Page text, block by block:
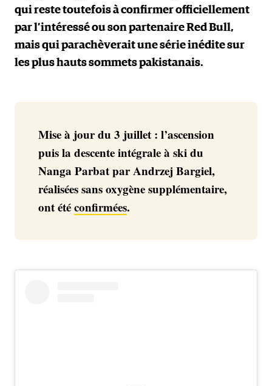
qui reste toutefois à confirmer officiellement
par l’intéressé ou son partenaire Red Bull,
mais qui parachèverait une série inédite sur
les plus hauts sommets pakistanais.
Mise à jour du 3 juillet : l’ascension
puis la descente intégrale à ski du
Nanga Parbat par Andrzej Bargiel,
réalisées sans oxygène supplémentaire,
ont étéconfirmées.